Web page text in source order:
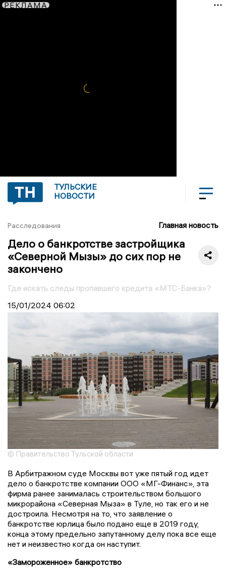
РЕКЛАМА
ТУЛЬСКИЕ
НОВОСТИ
Расследования Главная новость
Дело о банкротстве застройщика
«Северной Мызы» до сих пор не
закончено
Где искать следы пропавшего кредита «МТС-Банка»?
15/01/2024 06:02
© Правительство Тульской области
В Арбитражном суде Москвы вот уже пятый год идет
дело о банкротстве компании ООО «МГ-Финанс», эта
фирма ранее занималась строительством большого
микрорайона «Северная Мыза» в Туле, но так его и не
достроила. Несмотря на то, что заявление о
банкротстве юрлица было подано еще в 2019 году,
конца этому предельно запутанному делу пока все еще
нет и неизвестно когда он наступит.
«Замороженное» банкротство